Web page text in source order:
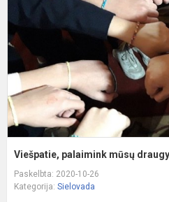
Viešpatie, palaimink mūsų
Paskelbta: 2020-10-26
Kategorija: Sielovada